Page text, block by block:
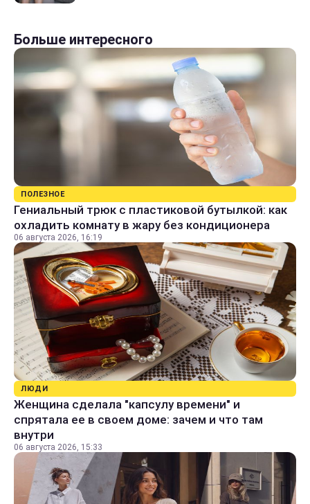
Больше интересного
ПОЛЕЗНОЕ
Гениальный трюк с пластиковой бутылкой: как
охладить комнату в жару без кондиционера
06 августа 2026, 16:19
ЛЮДИ
Женщина сделала "капсулу времени" и
спрятала ее в своем доме: зачем и что там
внутри
06 августа 2026, 15:33